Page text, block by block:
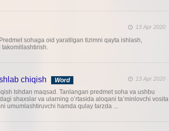
13 Apr 2020
sohaga oid yaratilgan tizimni qayta ishlash,
takomillashtirish.
chiqish Word 13 Apr 2020
Ishdan maqsad. Tanlangan predmet soha va ushbu
shaxslar va ularning o’rtasida aloqani ta’minlovchi vosita
umumlashtiruvchi hamda qulay tarzda ...